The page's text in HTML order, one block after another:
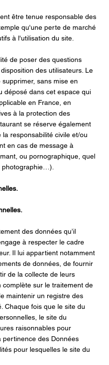
être tenue responsable des
qu'une perte de marché
à l'utilisation du site.
de poser des questions
des utilisateurs. Le
sans mise en
déposé dans cet espace qui
en France, en
à la protection des
se réserve également
responsabilité civile et/ou
en cas de message à
ou pornographique, quel
photographie…).
des données qu’il
à respecter le cadre
Il lui appartient notamment
de données, de fournir
de la collecte de leurs
sur le traitement de
maintenir un registre des
Chaque fois que le site du
le site du
raisonnables pour
pertinence des Données
pour lesquelles le site du